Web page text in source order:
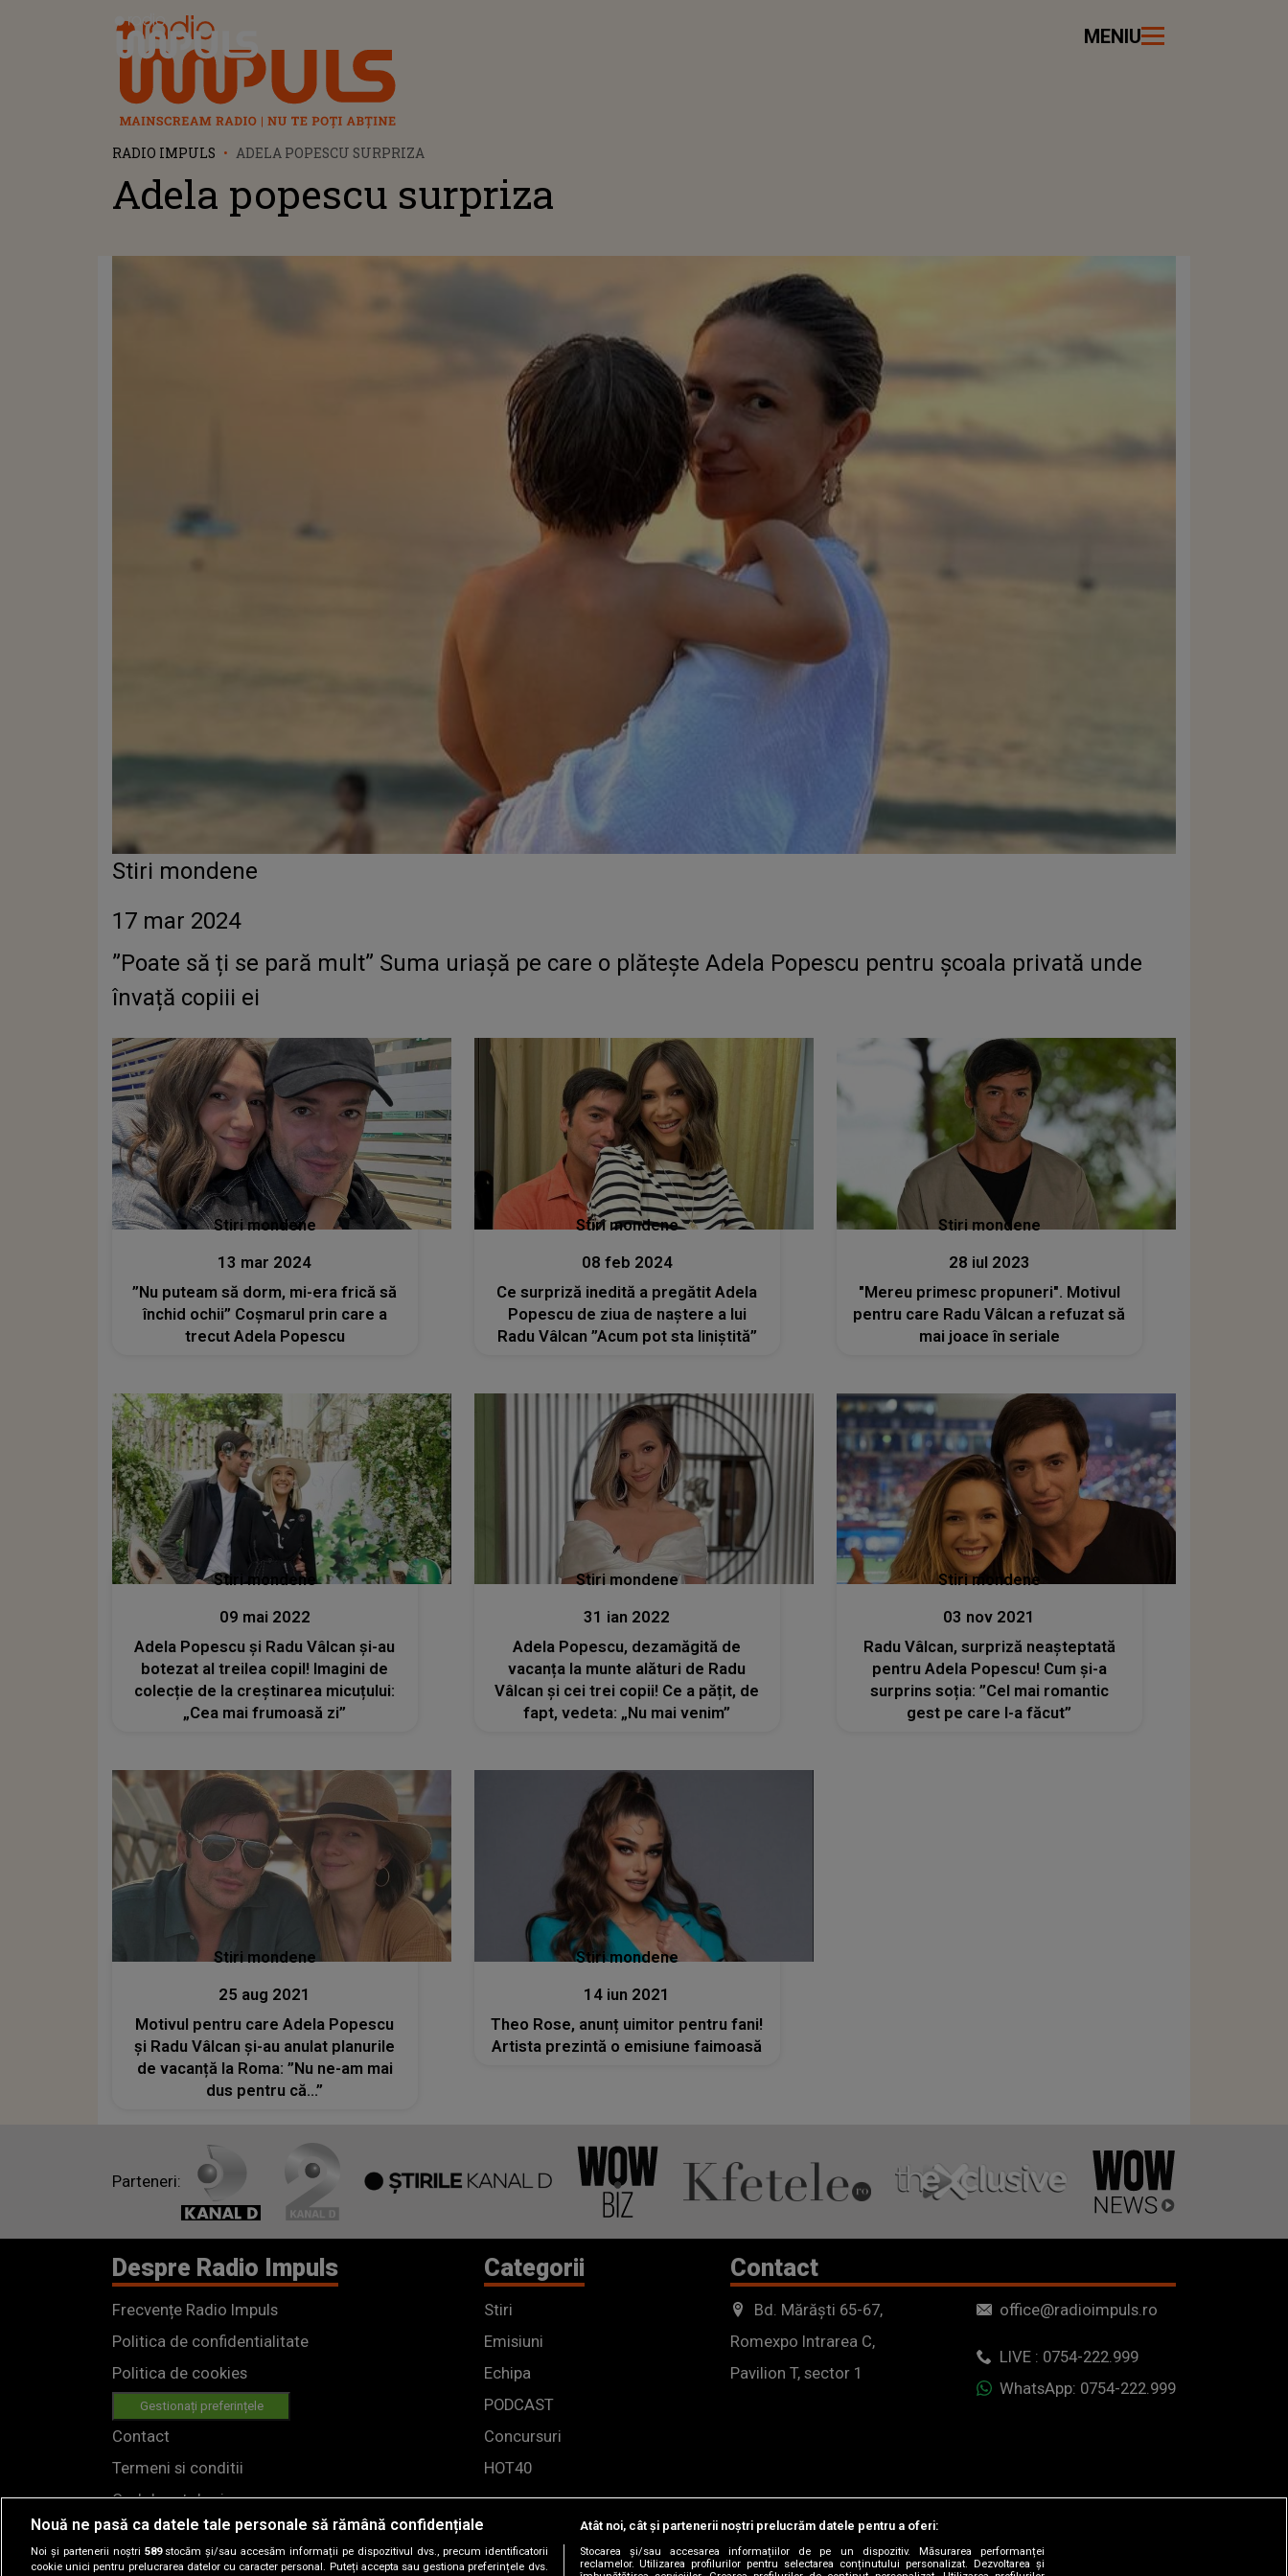
Radio Impuls MENIU
RADIO IMPULS ADELA POPESCU SURPRIZA
Adela popescu surpriza
Stiri mondene
17 mar 2024
”Poate să ți se pară mult” Suma uriașă pe care o plătește Adela Popescu pentru școala privată unde
învață copiii ei
Stiri mondene
13 mar 2024
”Nu puteam să dorm, mi-era frică să
închid ochii” Coşmarul prin care a
trecut Adela Popescu
Stiri mondene
08 feb 2024
Ce surpriză inedită a pregătit Adela
Popescu de ziua de naștere a lui
Radu Vâlcan ”Acum pot sta liniștită”
Stiri mondene
28 iul 2023
"Mereu primesc propuneri". Motivul
pentru care Radu Vâlcan a refuzat să
mai joace în seriale
Stiri mondene
09 mai 2022
Adela Popescu și Radu Vâlcan și-au
botezat al treilea copil! Imagini de
colecție de la creștinarea micuțului:
„Cea mai frumoasă zi”
Stiri mondene
31 ian 2022
Adela Popescu, dezamăgită de
vacanța la munte alături de Radu
Vâlcan și cei trei copii! Ce a pățit, de
fapt, vedeta: „Nu mai venim”
Stiri mondene
03 nov 2021
Radu Vâlcan, surpriză neașteptată
pentru Adela Popescu! Cum și-a
surprins soția: ”Cel mai romantic
gest pe care l-a făcut”
Stiri mondene
25 aug 2021
Motivul pentru care Adela Popescu
și Radu Vâlcan și-au anulat planurile
de vacanță la Roma: ”Nu ne-am mai
dus pentru că...”
Stiri mondene
14 iun 2021
Theo Rose, anunț uimitor pentru fani!
Artista prezintă o emisiune faimoasă
Parteneri:
Despre Radio Impuls
Frecvențe Radio Impuls
Politica de confidentialitate
Politica de cookies
Gestionați preferințele
Contact
Termeni si conditii
Cod deontologic
Regulamente
Categorii
Stiri
Emisiuni
Echipa
PODCAST
Concursuri
HOT40
Contact
Bd. Mărăști 65-67,
Romexpo Intrarea C,
Pavilion T, sector 1
office@radioimpuls.ro
LIVE : 0754-222.999
WhatsApp: 0754-222.999
Nouă ne pasă ca datele tale personale să rămână confidențiale
Noi și partenerii noștri 589stocăm și/sau accesăm informații pe dispozitivul dvs., precum identificatorii
cookie unici pentru prelucrarea datelor cu caracter personal. Puteți accepta sau gestiona preferințele dvs.
Atât noi, cât și partenerii noștri prelucrăm datele pentru a oferi:
Stocarea și/sau accesarea informațiilor de pe un dispozitiv. Măsurarea performanței
reclamelor. Utilizarea profilurilor pentru selectarea conținutului personalizat. Dezvoltarea și